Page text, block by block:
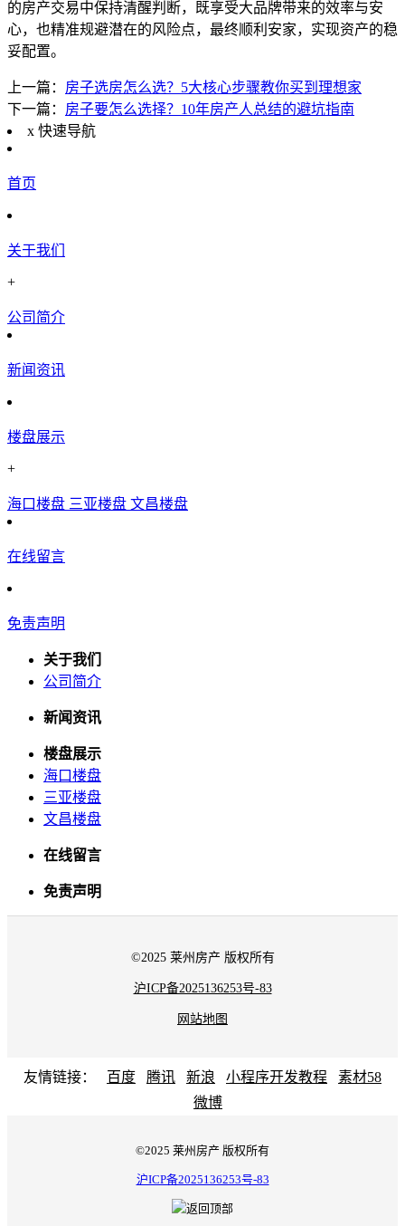
的房产交易中保持清醒判断，既享受大品牌带来的效率与安
心，也精准规避潜在的风险点，最终顺利安家，实现资产的稳
妥配置。
上一篇： 房子选房怎么选？5大核心步骤教你买到理想家
下一篇： 房子要怎么选择？10年房产人总结的避坑指南
x 快速导航
首页
关于我们
+
公司简介
新闻资讯
楼盘展示
+
海口楼盘 三亚楼盘 文昌楼盘
在线留言
免责声明
关于我们
公司简介
新闻资讯
楼盘展示
海口楼盘
三亚楼盘
文昌楼盘
在线留言
免责声明
©2025 莱州房产 版权所有
沪ICP备2025136253号-83
网站地图
友情链接： 百度 腾讯 新浪 小程序开发教程
素材58
微博
©2025 莱州房产 版权所有
沪ICP备2025136253号-83